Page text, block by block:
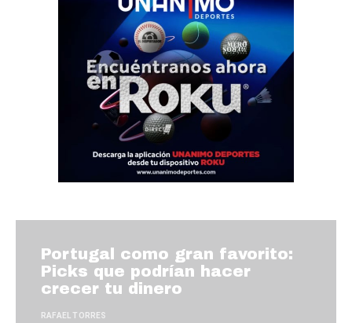
Portugal como gran favorito:
Picks que podrían hacer
crecer tu dinero
RAFAEL TORRES